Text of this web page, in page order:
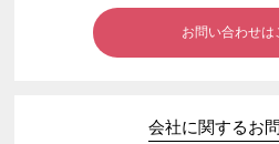
お問い合わせは
会社に関するお